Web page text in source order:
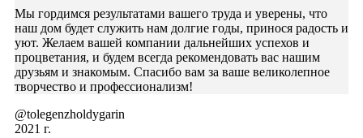
Мы гордимся результатами вашего труда и уверены, что
наш дом будет служить нам долгие годы, принося радость и
уют. Желаем вашей компании дальнейших успехов и
процветания, и будем всегда рекомендовать вас нашим
друзьям и знакомым. Спасибо вам за ваше великолепное
творчество и профессионализм!
@tolegenzholdygarin
2021 г.